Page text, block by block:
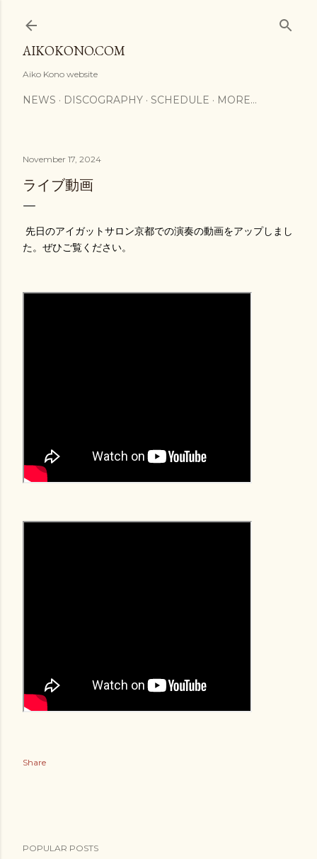
AIKOKONO.COM
Aiko Kono website
NEWS DISCOGRAPHY SCHEDULE MORE…
November 17, 2024
ライブ動画
先日のアイガットサロン京都での演奏の動画をアップしまし
た。ぜひご覧ください。
Share
POPULAR POSTS